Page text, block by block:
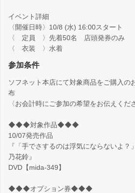
イベント詳細
〈開催日時〉10/8 (水) 16:00スタート
〈 定員 〉先着50名 店頭発券のみ
〈 衣装 〉水着
参加条件
ソフネット本店にて対象商品をご購入の
布
〈お会計時にご参加の希望をお伝えくだ
◆◆◆対象作品◆◆◆
10/07発売作品
『「手でさするのは浮気にならないよ
乃花鈴』
DVD【mida-349】
◆◆◆オプション券◆◆◆